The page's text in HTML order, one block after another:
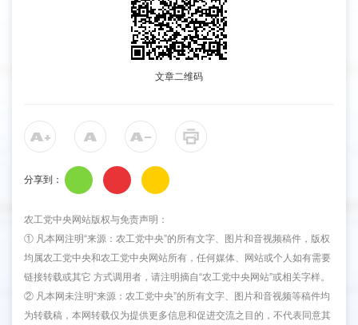
文章二维码
分享到：
农工党中央网站版权与免责声明：
① 凡本网注明“来源：农工党中央”的所有文字、图片和音视频稿件，版权
均属农工党中央和农工党中央网站所有，任何媒体、网站或个人如有需要
链接转载或其它 方式调用者，请注明摘自“农工党中央网站”或相关字样。
② 凡本网未注明“来源：农工党中央”的所有文字、图片和音视频等稿件均
为转载稿，本网转载仅为提供更多信息和促进交流之目的，不代表同意其